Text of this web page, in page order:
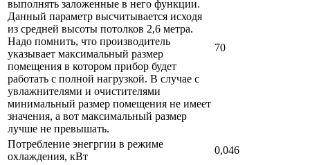
выполнять заложенные в него функции.
Данный параметр высчитывается исходя
из средней высоты потолков 2,6 метра.
Надо помнить, что производитель
указывает максимальный размер
помещения в котором прибор будет
работать с полной нагрузкой. В случае с
увлажнителями и очистителями
минимальный размер помещения не имеет
значения, а вот максимальный размер
лучше не превышать.
70
Потребление энегргии в режиме
охлаждения, кВт
0,046